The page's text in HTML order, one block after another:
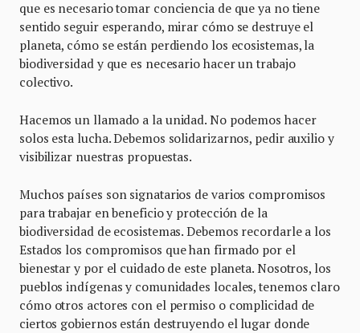
que es necesario tomar conciencia de que ya no tiene
sentido seguir esperando, mirar cómo se destruye el
planeta, cómo se están perdiendo los ecosistemas, la
biodiversidad y que es necesario hacer un trabajo
colectivo.
Hacemos un llamado a la unidad. No podemos hacer
solos esta lucha. Debemos solidarizarnos, pedir auxilio y
visibilizar nuestras propuestas.
Muchos países son signatarios de varios compromisos
para trabajar en beneficio y protección de la
biodiversidad de ecosistemas. Debemos recordarle a los
Estados los compromisos que han firmado por el
bienestar y por el cuidado de este planeta. Nosotros, los
pueblos indígenas y comunidades locales, tenemos claro
cómo otros actores con el permiso o complicidad de
ciertos gobiernos están destruyendo el lugar donde